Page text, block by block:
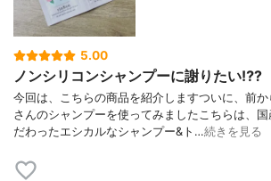
5.00
ノンシリコンシャンプーに謝りたい⁉️?
今回は、こちらの商品を紹介しますついに、前
さんのシャンプーを使ってみましたこちらは、
だわったエシカルなシャンプー&ト…続きを見る